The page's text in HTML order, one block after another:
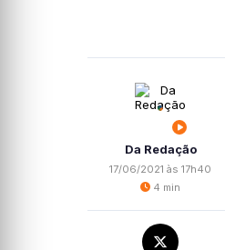
Da Redação
17/06/2021 às 17h40
4 min